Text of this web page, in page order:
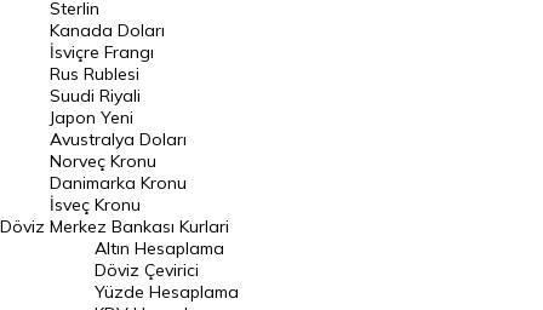
Frank Kuru
Riyal Kuru
Avustralya Doları
Danimarka Kronu Kuru
Kanada Doları Kuru
Norveç Kronu Kuru
İsveç Kronu Kuru
Japon Yeni Kuru
Döviz
Sterlin
Kanada Doları
İsviçre Frangı
Rus Rublesi
Suudi Riyali
Japon Yeni
Avustralya Doları
Norveç Kronu
Danimarka Kronu
İsveç Kronu
Merkez Bankası Kurlari
Altın Hesaplama
Döviz Çevirici
Yüzde Hesaplama